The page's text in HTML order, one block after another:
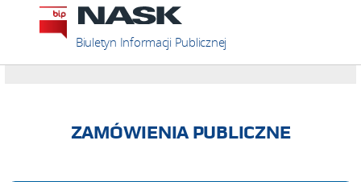
Biuletyn Informacji Publicznej
ZAMÓWIENIA PUBLICZNE